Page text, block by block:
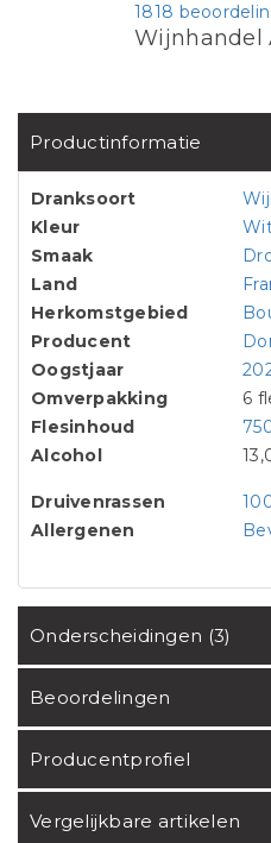
Wijnhandel
1818
Productinformatie
Dranksoort
Kleur
Smaak
Land
Herkomstgebied
Producent
Oogstjaar
Omverpakking
6
Flesinhoud
Alcohol
Druivenrassen
Allergenen
Onderscheidingen (3)
Beoordelingen
Producentprofiel
Vergelijkbare artikelen